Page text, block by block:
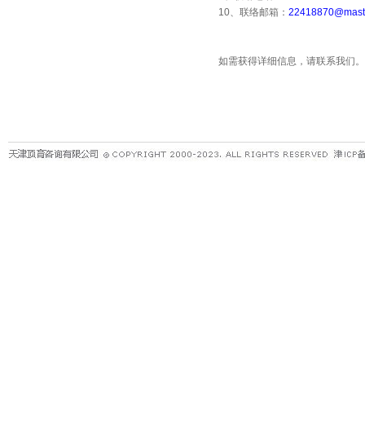
10、联络邮箱：
如需获得详细信息，请联系我们。